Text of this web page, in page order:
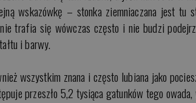
wskazówkę – stonka ziemniaczana jest tu
trafia się wówczas często i nie budzi
i barwy.
wszystkim znana i często lubiana jako
przeszło 5,2 tysiąca gatunków tego